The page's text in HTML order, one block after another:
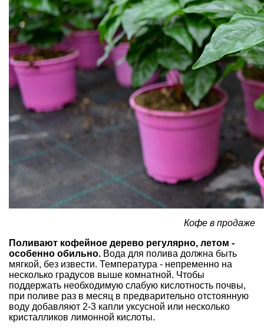
Кофе в продаже
Поливают кофейное дерево регулярно, летом -
особенно обильно. Вода для полива должна быть
мягкой, без извести. Температура - непременно на
несколько градусов выше комнатной. Чтобы
поддержать необходимую слабую кислотность почвы,
при поливе раз в месяц в предварительно отстоянную
воду добавляют 2-3 капли уксусной или несколько
кристалликов лимонной кислоты.